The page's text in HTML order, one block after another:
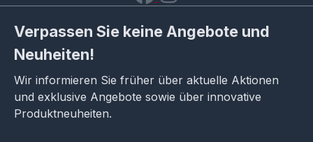
Verpassen Sie keine Angebote und
Neuheiten!
Wir informieren Sie früher über aktuelle Aktionen
und exklusive Angebote sowie über innovative
Produktneuheiten.